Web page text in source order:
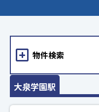
大泉学園駅
物件検索